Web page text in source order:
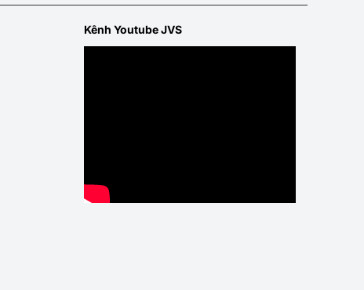
Kênh Youtube JVS